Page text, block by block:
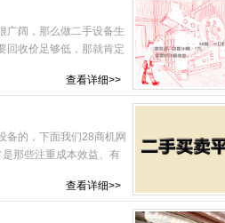
广阔，那么做二手设备生
回收价足够低，那就肯定
查看详细>>
备的，下面我们28商机网
那些注重成本效益、有
查看详细>>